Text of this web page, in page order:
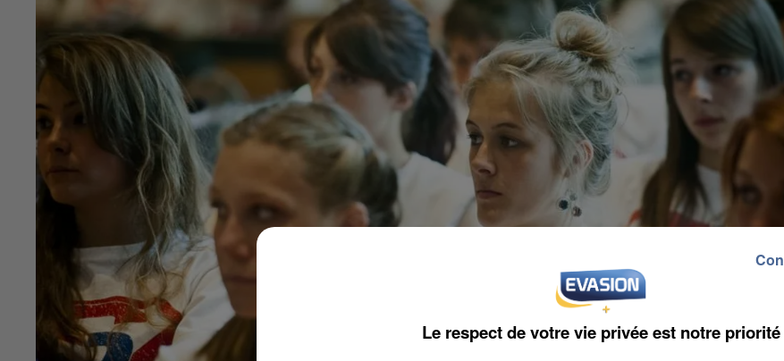
Le respect de votre vie privée est notre priorité